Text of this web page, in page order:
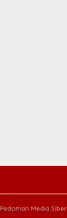
Pedoman Media Siber